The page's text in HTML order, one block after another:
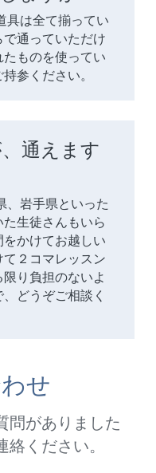
具は全て揃ってい
通っていただけ
ものを使ってい
参ください。
通えます
、岩手県といった
生徒さんもいら
かけてお越しい
２コマレッスン
り負担のないよ
どうぞご相談く
せ
問がありました
ください。